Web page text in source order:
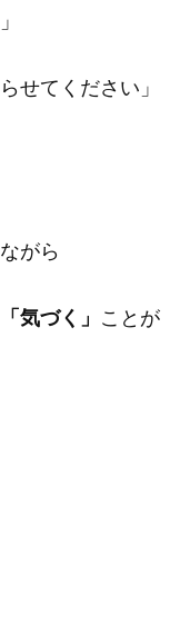
せてください」
がら
気づく」 ことが